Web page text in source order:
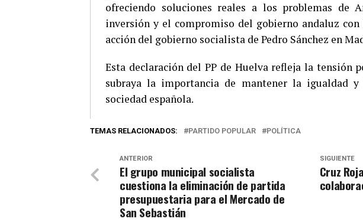
ofreciendo soluciones reales a los problemas de
inversión y el compromiso del gobierno andaluz
acción del gobierno socialista de Pedro Sánchez en
Esta declaración del PP de Huelva refleja la
subraya la importancia de mantener la igualdad
sociedad española.
TEMAS RELACIONADOS: PARTIDO POPULAR POLÍTICA
SIGUIENTE
Cruz
ANTERIOR
El grupo municipal socialista
cuestiona la eliminación de partida
presupuestaria para el Mercado de
San Sebastián